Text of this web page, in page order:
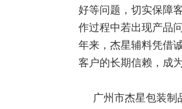
好等问题，切实保障
作过程中若出现产品
年来，杰星辅料凭借
客户的长期信赖，成
广州市杰星包装制